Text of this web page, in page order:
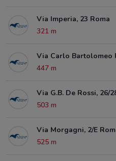
Via Imperia, 23 Roma
321 m
Via Carlo Bartolomeo
447 m
Via G.B. De Rossi, 26/
503 m
Via Morgagni, 2/E
525 m